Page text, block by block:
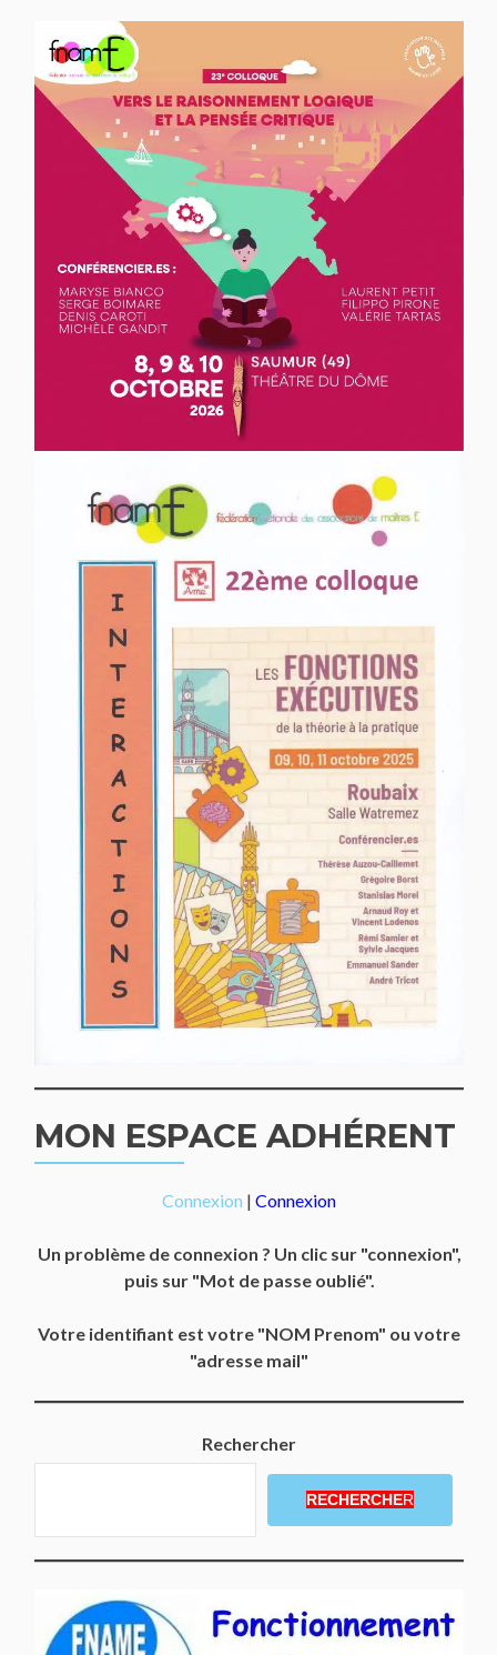
MON ESPACE ADHÉRENT
Connexion | Connexion
Un problème de connexion ? Un clic sur "connexion",
puis sur "Mot de passe oublié".
Votre identifiant est votre "NOM Prenom" ou votre
"adresse mail"
Rechercher
RECHERCHER